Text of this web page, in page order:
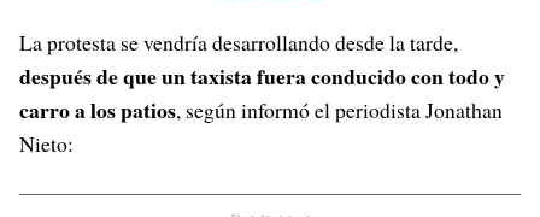
La protesta se vendría desarrollando desde la tarde,
después de que un taxista fuera conducido con todo y
carro a los patios, según informó el periodista Jonathan
Nieto: